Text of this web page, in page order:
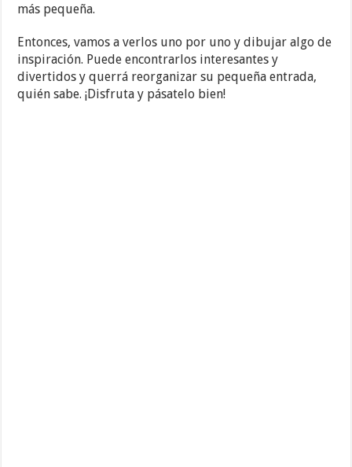
más pequeña.
Entonces, vamos a verlos uno por uno y dibujar algo de
inspiración. Puede encontrarlos interesantes y
divertidos y querrá reorganizar su pequeña entrada,
quién sabe. ¡Disfruta y pásatelo bien!